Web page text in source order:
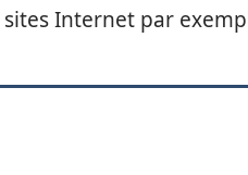
sites Internet par